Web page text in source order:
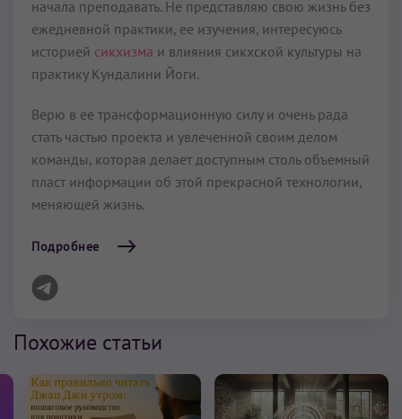
начала преподавать. Не представляю свою жизнь без
ежедневной практики, ее изучения, интересуюсь
историей сикхизма и влияния сикхской культуры на
практику Кундалини Йоги.
Верю в ее трансформационную силу и очень рада
стать частью проекта и увлеченной своим делом
команды, которая делает доступным столь объемный
пласт информации об этой прекрасной технологии,
меняющей жизнь.
Подробнее
Похожие статьи